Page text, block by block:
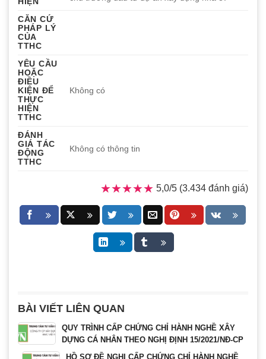
CĂN CỨ
PHÁP LÝ
CỦA
TTHC
YÊU CẦU
HOẶC
ĐIỀU
KIỆN ĐỂ
THỰC
HIỆN
TTHC
Không có
ĐÁNH
GIÁ TÁC
ĐỘNG
TTHC
Không có thông tin
★★★★★
★★★★★ 5,0/5 (3.434 đánh giá)
BÀI VIẾT LIÊN QUAN
QUY TRÌNH CẤP CHỨNG CHỈ HÀNH NGHỀ XÂY
DỰNG CÁ NHÂN THEO NGHỊ ĐỊNH 15/2021/NĐ-CP
HỒ SƠ ĐỀ NGHỊ CẤP CHỨNG CHỈ HÀNH NGHỀ